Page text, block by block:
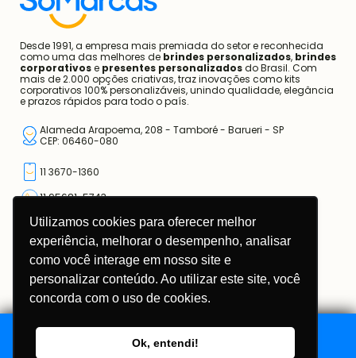
Utilizamos cookies para oferecer melhor
experiência, melhorar o desempenho, analisar
como você interage em nosso site e
personalizar conteúdo. Ao utilizar este site, você
concorda com o uso de cookies.
Ok, entendi!
Adicionar ao Orçamento
Desde 1991, a empresa mais premiada do setor e reconhecida
como uma das melhores debrindes personalizados
mais de 2.000 opções criativas, traz inovações como kits
corporativos 100% personalizáveis, unindo qualidade, elegância
CEP: 06460-080
11 3670-1360
11 95681-5743
atendimento@somarcas.com.br
SO MARCAS COMERCIAL LTDA.
CNPJ: 67.308.981/0001-00
Contato
Blog